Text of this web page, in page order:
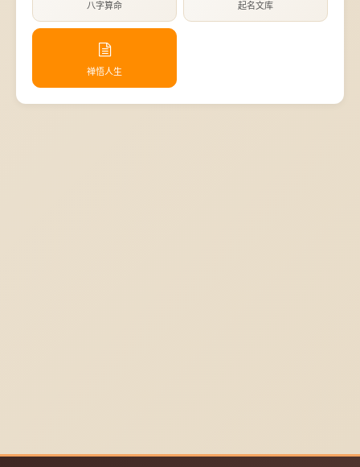
八字算命 起名文库
禅悟人生